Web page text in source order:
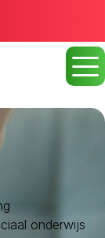
onderwijs